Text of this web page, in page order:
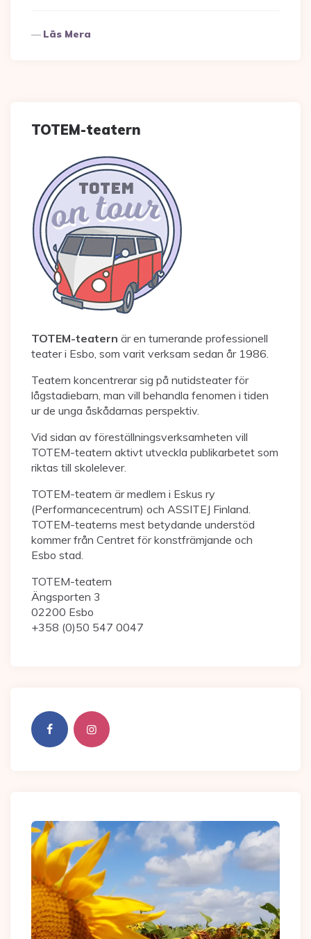
Läs Mera
TOTEM-teatern
TOTEM-teatern är en turnerande professionell
teater i Esbo, som varit verksam sedan år 1986.
Teatern koncentrerar sig på nutidsteater för
lågstadiebarn, man vill behandla fenomen i tiden
ur de unga åskådarnas perspektiv.
Vid sidan av föreställningsverksamheten vill
TOTEM-teatern aktivt utveckla publikarbetet som
riktas till skolelever.
TOTEM-teatern är medlem i Eskus ry
(Performancecentrum) och ASSITEJ Finland.
TOTEM-teaterns mest betydande understöd
kommer från Centret för konstfrämjande och
Esbo stad.
TOTEM-teatern
Ängsporten 3
02200 Esbo
+358 (0)50 547 0047